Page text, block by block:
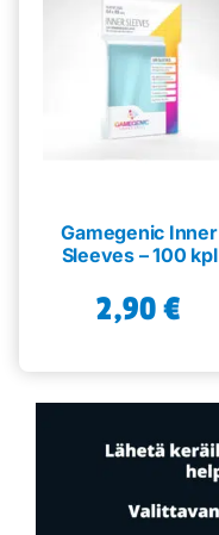
Gamegenic Inner
Sleeves – 100 kpl
2,90€